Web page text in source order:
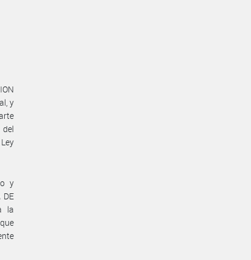
y
y
DE
la